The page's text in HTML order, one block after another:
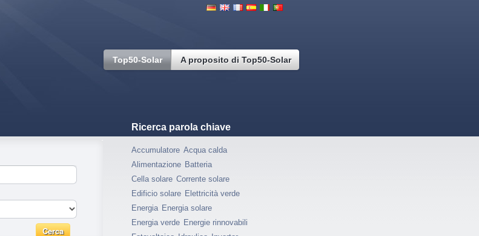
Top50-Solar A proposito di Top50-Solar
Ricerca parola chiave
Accumulatore Acqua calda
Alimentazione Batteria
Cella solare Corrente solare
Edificio solare Elettricità verde
Energia Energia solare
Energia verde Energie rinnovabili